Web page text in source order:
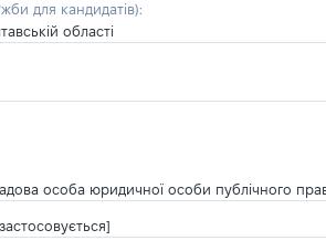
для кандидатів):
області
особа юридичної особи публічного